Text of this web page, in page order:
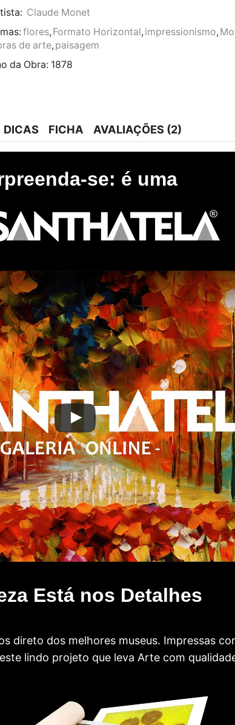
Claude Monet
flores, Formato Horizontal, impressionismo,
de arte, paisagem
da Obra: 1878
DICAS FICHA AVALIAÇÕES (2)
se: é uma
Está nos Detalhes
direto dos melhores museus. Impressas
lindo projeto que leva Arte com